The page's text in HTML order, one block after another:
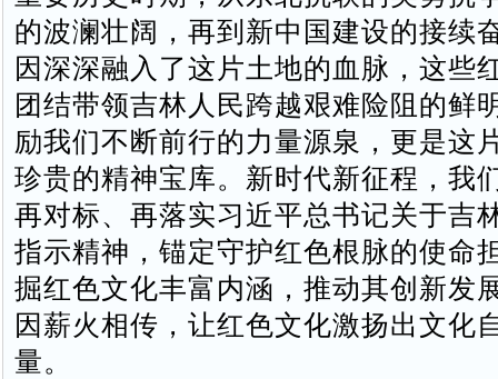
的波澜壮阔，再到新中国建设的接续
因深深融入了这片土地的血脉，这些
团结带领吉林人民跨越艰难险阻的鲜
励我们不断前行的力量源泉，更是这
珍贵的精神宝库。新时代新征程，我
再对标、再落实习近平总书记关于吉
指示精神，锚定守护红色根脉的使命
掘红色文化丰富内涵，推动其创新发
因薪火相传，让红色文化激扬出文化
量。